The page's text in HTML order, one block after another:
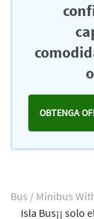
OBTENGA
Bus / Minibus
Isla Bus¡¡ solo